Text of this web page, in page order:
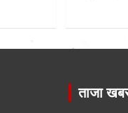
ताजा